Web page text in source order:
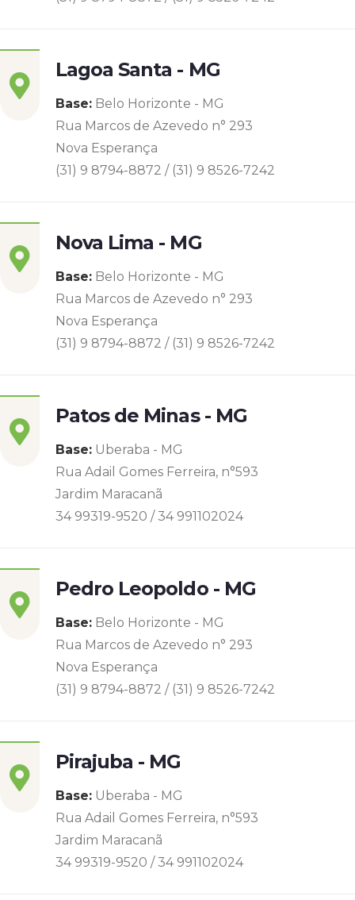
Lagoa Santa - MG
Base: Belo Horizonte - MG
Rua Marcos de Azevedo n° 293
Nova Esperança
(31) 9 8794-8872 / (31) 9 8526-7242
Nova Lima - MG
Base: Belo Horizonte - MG
Rua Marcos de Azevedo n° 293
Nova Esperança
(31) 9 8794-8872 / (31) 9 8526-7242
Patos de Minas - MG
Base: Uberaba - MG
Rua Adail Gomes Ferreira, n°593
Jardim Maracanã
34 99319-9520 / 34 991102024
Pedro Leopoldo - MG
Base: Belo Horizonte - MG
Rua Marcos de Azevedo n° 293
Nova Esperança
(31) 9 8794-8872 / (31) 9 8526-7242
Pirajuba - MG
Base: Uberaba - MG
Rua Adail Gomes Ferreira, n°593
Jardim Maracanã
34 99319-9520 / 34 991102024